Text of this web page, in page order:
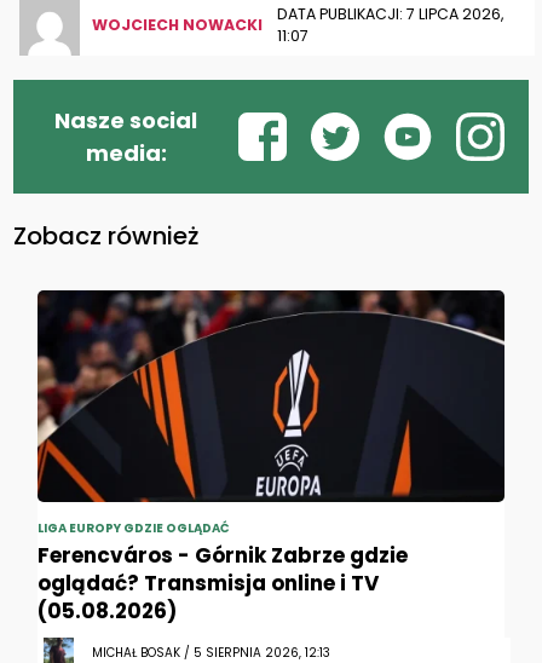
WOJCIECH NOWACKI
DATA PUBLIKACJI: 7 LIPCA 2026,
11:07
Nasze social
media:
Zobacz również
LIGA EUROPY GDZIE OGLĄDAĆ
Ferencváros - Górnik Zabrze gdzie
oglądać? Transmisja online i TV
(05.08.2026)
MICHAŁ BOSAK / 5 SIERPNIA 2026, 12:13